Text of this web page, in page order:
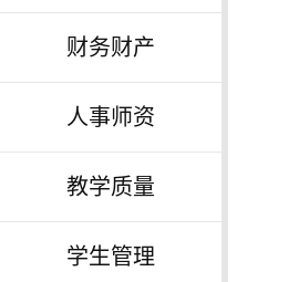
财务财产
人事师资
教学质量
学生管理